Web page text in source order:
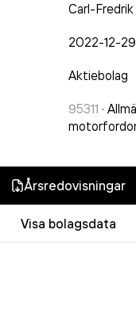
Carl-
2022-12-29
Aktiebolag
95311 ·
Årsredovisningar
Visa bolagsdata